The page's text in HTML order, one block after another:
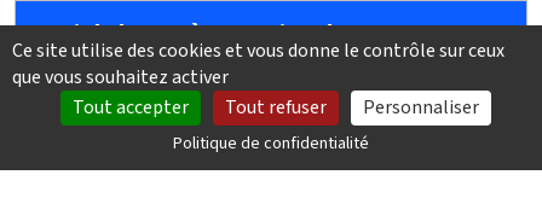
Voir le baromètre national 2026
(données 2025)
DÉLÉGUÉE RÉGIONALE
Ce site utilise des cookies et vous donne le contrôle sur ceux
que vous souhaitez activer
Tout accepter
Tout refuser Personnaliser
Politique de confidentialité